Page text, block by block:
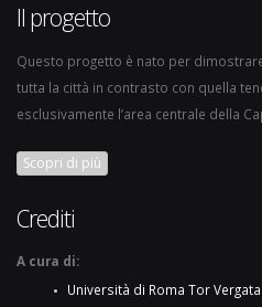
Il progetto
Questo progetto è nato per dimostrare
tutta la città in contrasto con quella
esclusivamente l’area centrale della
Scopri di più
Crediti
A cura di:
Università di Roma Tor Vergata